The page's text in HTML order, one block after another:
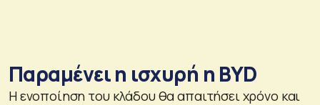
Παραμένει η ισχυρή η BYD
Η ενοποίηση του κλάδου θα απαιτήσει χρόνο και